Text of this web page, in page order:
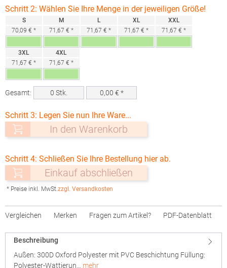
Schritt 2: Wählen Sie Ihre Menge in der jeweiligen Größe!
S
70,09 € *
M
71,67 € *
L
71,67 € *
XL
71,67 € *
XXL
71,67 € *
3XL
71,67 € *
4XL
71,67 € *
Gesamt: 0 Stk. 0,00 € *
Schritt 3: Legen Sie nun Ihre Ware...
In den Warenkorb
Schritt 4: Schließen Sie Ihre Bestellung hier ab.
Einkauf abschließen
* Preise inkl. MwSt.zzgl. Versandkosten
Vergleichen Merken Fragen zum Artikel? PDF-Datenblatt
Beschreibung
Außen: 300D Oxford Polyester mit PVC Beschichtung Füllung:
Polyester-Wattierun… mehr